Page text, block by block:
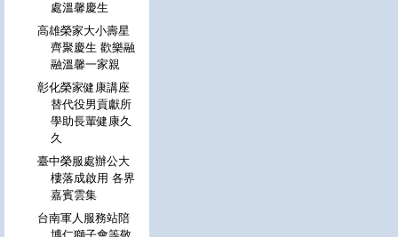
處溫馨慶生
高雄榮家大小壽星
齊聚慶生 歡樂融
融溫馨一家親
彰化榮家健康講座
替代役男貢獻所
學助長輩健康久
久
臺中榮服處辦公大
樓落成啟用 各界
嘉賓雲集
台南軍人服務站陪